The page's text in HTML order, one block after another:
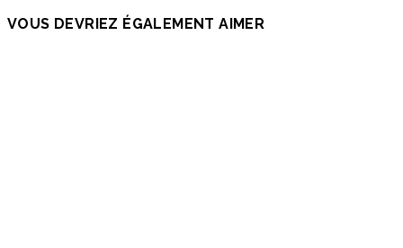
VOUS DEVRIEZ ÉGALEMENT AIMER